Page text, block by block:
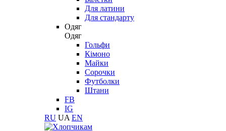
Для латини
Для стандарту
Одяг
Одяг
Гольфи
Кімоно
Майки
Сорочки
Футболки
Штани
FB
IG
RU UA EN